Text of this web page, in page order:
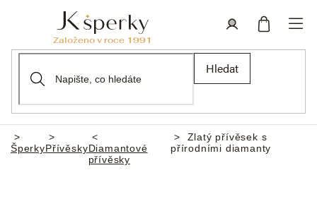
Hledat
Domů
ŠperkyPřívěskyDiamantové
přívěsky
Zlatý přívěsek s
přírodními diamanty